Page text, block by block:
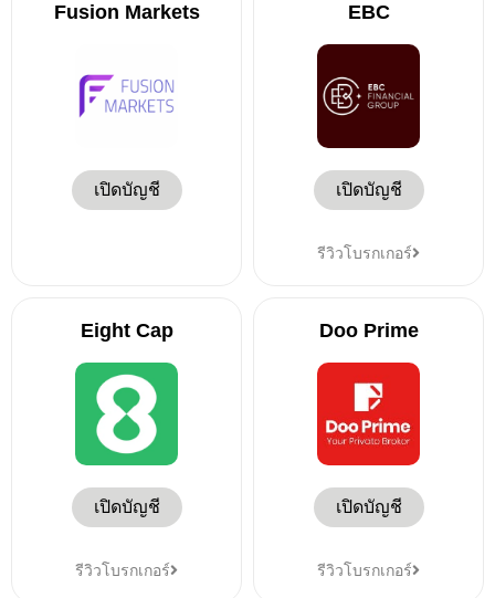
Fusion Markets
เปิดบัญชี
EBC
เปิดบัญชี
รีวิวโบรกเกอร์
Eight Cap
เปิดบัญชี
รีวิวโบรกเกอร์
Doo Prime
เปิดบัญชี
รีวิวโบรกเกอร์